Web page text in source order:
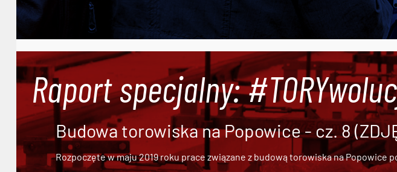
Raport specjalny:
Budowa torowiska na Popowice - cz. 8
Rozpoczęte w maju 2019 roku prace związane z budową torowiska na Popowice